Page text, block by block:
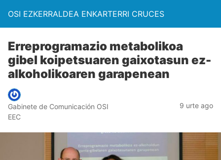
OSI EZKERRALDEA ENKARTERRI CRUCES
Erreprogramazio metabolikoa
gibel koipetsuaren gaixotasun ez-
alkoholikoaren garapenean
Gabinete de Comunicación OSI
EEC
9 urte ago